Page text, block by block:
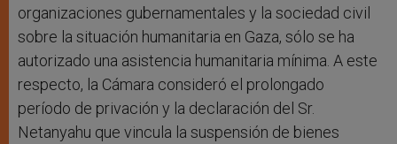
organizaciones gubernamentales y la sociedad civil
sobre la situación humanitaria en Gaza, sólo se ha
autorizado una asistencia humanitaria mínima. A este
respecto, la Cámara consideró el prolongado
período de privación y la declaración del Sr.
Netanyahu que vincula la suspensión de bienes